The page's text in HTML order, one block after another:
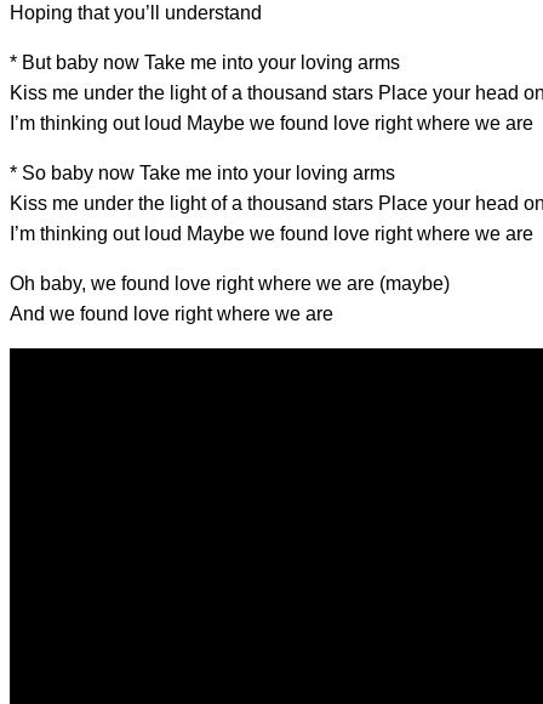
Hoping that you’ll understand
* But baby now Take me into your loving arms
Kiss me under the light of a thousand stars Place your head
I’m thinking out loud Maybe we found love right where we are
* So baby now Take me into your loving arms
Kiss me under the light of a thousand stars Place your head
I’m thinking out loud Maybe we found love right where we are
Oh baby, we found love right where we are (maybe)
And we found love right where we are